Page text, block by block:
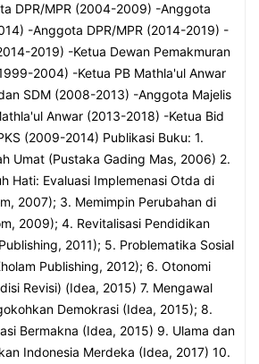
DPR/MPR (2004-2009) -Anggota
-Anggota DPR/MPR (2014-2019) -
2019) -Ketua Dewan Pemakmuran
2004) -Ketua PB Mathla'ul Anwar
SDM (2008-2013) -Anggota Majelis
Anwar (2013-2018) -Ketua Bid
(2009-2014) Publikasi Buku: 1.
Umat (Pustaka Gading Mas, 2006) 2.
Hati: Evaluasi Implemenasi Otda di
2007); 3. Memimpin Perubahan di
2009); 4. Revitalisasi Pendidikan
2011); 5. Problematika Sosial
Publishing, 2012); 6. Otonomi
Revisi) (Idea, 2015) 7. Mengawal
Demokrasi (Idea, 2015); 8.
Bermakna (Idea, 2015) 9. Ulama dan
Indonesia Merdeka (Idea, 2017) 10.